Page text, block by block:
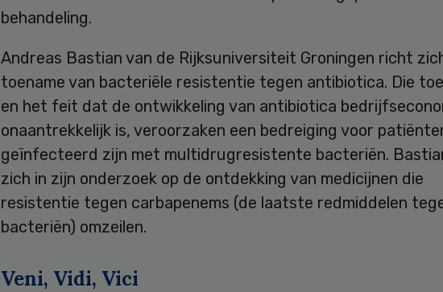
behandeling.
Andreas Bastian van de Rijksuniversiteit Groningen richt
toename van bacteriële resistentie tegen antibiotica. Die
en het feit dat de ontwikkeling van antibiotica
onaantrekkelijk is, veroorzaken een bedreiging voor
geïnfecteerd zijn met multidrugresistente bacteriën.
zich in zijn onderzoek op de ontdekking van medicijnen die
resistentie tegen carbapenems (de laatste redmiddelen
bacteriën) omzeilen.
Veni, Vidi, Vici